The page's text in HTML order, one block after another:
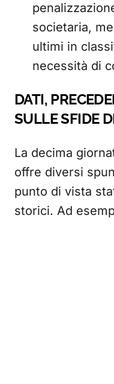
societaria,
ultimi in
necessità di
DATI,
SULLE SFIDE
La decima
offre diversi
punto di vista
storici. Ad